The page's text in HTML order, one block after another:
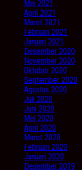
Mei 2021
April 2021
Maret 2021
Februari 2021
Januari 2021
Desember 2020
November 2020
Oktober 2020
September 2020
Agustus 2020
Juli 2020
Juni 2020
Mei 2020
April 2020
Maret 2020
Februari 2020
Januari 2020
Desember 2019